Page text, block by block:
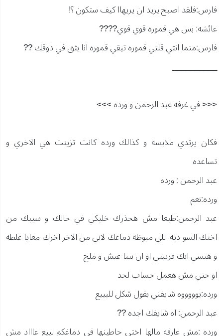
فارس:فلقد اصبح يريد ان يريهاا كيف ستكون ؟!
عائشه: بس هي قموره قوي قوي????
فارس:متما انتي قلتي قموره تبقي قموره انا بثق في ذوقك ??
__________
<<< في غرفه عبد الرحمن و ورده >>>
فكان يرتدي ملابسه و كذالك ورده كانت تزينت هي الاخري و
تساعده
عبد الرحمن : ورده
ورده:نعم
عبد الرحمن:طبعا مش هحذرك خليكي في حالك و سيبك من
اختك السو ديه اللي مبوظه دماغك لاني من الاخر اخرك معايا غلطه
و هنسي انك قريبتي او ان بينا عيش و ملح
او حتي مش هعمل حساب لحد
ورده:يوووووه شايفني بقول شكل للبييع
عبد الرحمن: اه شايفك اجده ??
ورده :مش عارفه مالها اختي حاطينها في دماغكم لييع عاااد مش